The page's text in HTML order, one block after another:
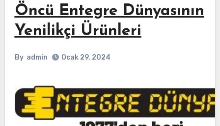
Öncü Entegre Dünyasının
Yenilikçi Ürünleri
By admin Ocak 29, 2024